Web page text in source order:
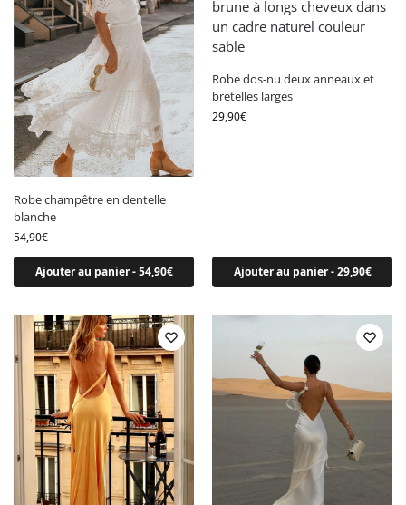
Robe champêtre en dentelle
blanche
54,90€
Ajouter au panier - 54,90€
Robe dos-nu deux anneaux et
bretelles larges
29,90€
Ajouter au panier - 29,90€